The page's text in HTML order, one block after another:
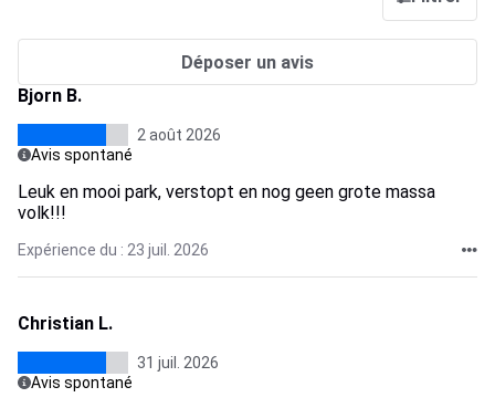
Déposer un avis
Bjorn B.
2 août 2026
Avis spontané
Leuk en mooi park, verstopt en nog geen grote massa
volk!!!
Expérience du : 23 juil. 2026
Christian L.
31 juil. 2026
Avis spontané